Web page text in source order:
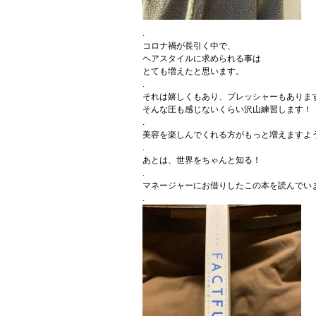
.
コロナ禍が長引く中で、
ヘアスタイルに求められる事は
とても増えたと思います。
.
それは嬉しくもあり、プレッシャーもありま
そんな圧も感じないくらい沢山練習します！
.
美容を楽しんでくれる方がもっと増えますよ
.
あとは、世界をちゃんと知る！
.
マネージャーにお借りしたこの本を読んでい
.